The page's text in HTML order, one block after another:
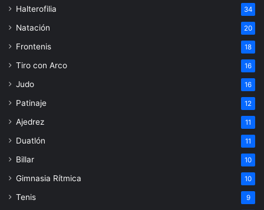
Halterofilia 34
Natación 20
Frontenis 18
Tiro con Arco 16
Judo 16
Patinaje 12
Ajedrez 11
Duatlón 11
Billar 10
Gimnasia Rítmica 10
Tenis 9